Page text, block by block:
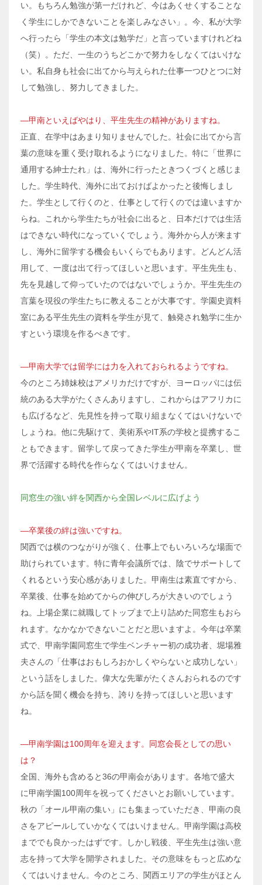
い。もちろん勉強が第一だけれど、今はあくせくすることな
く学生にしかできないことを楽しみなさい」。今、私が大学
へ行ったら「学生の本文は勉学だ」と言っていますけれどね
（笑）。ただ、一生のうちどこかで努力をしなくてはいけな
い。私自身も社会に出てから与えられた仕事一つひとつに対
して勉強し、努力してきました。
―甲南といえばやはり、平生先生の精神がありますね。
正直、在学中はあまり知りませんでした。社会に出てから言
葉の意味を重く受け取れるようになりました。特に「世界に
通用する紳士たれ」は、海外に行ったときつくづくと感じま
した。学生時代、海外に出ておけばよかったと後悔しまし
た。学生として行くのと、仕事として行くのでは違いますか
らね。これから学生たちが社会に出ると、日本だけでは生活
はできない時代になっていくでしょう。海外から人が来ます
し、海外に留学する機会もいくらでもあります。どんどん活
用して、一度は出て行ってほしいと思います。平生先生も、
先を見越して仰っていたのではないでしょうか。平生先生の
言葉を現役の学生たちに教えることが大事です。学園史資料
室にある平生先生の資料を学生が見て、触発され勉学に生か
すという環境を作るべきです。
―甲南大学では留学には力を入れておられるようですね。
今のところ姉妹校はアメリカだけですが、ヨーロッパには伝
統のある大学がたくさんありますし、これからはアフリカに
も広げるなど、先見性を持って取り組まなくてはいけないで
しょうね。他に先駆けて、美術系やIT系の学校と提携するこ
ともできます。留学して戻ってきた学生が甲南を卒業し、世
界で活躍する時代を作らなくてはいけません。
同窓生の強い絆を関西から全国レベルに広げよう
―卒業後の絆は強いですね。
関西では横のつながりが強く、仕事上でもいろいろな場面で
助けられています。特に青年会議所では、陰でサポートして
くれるという安心感がありました。甲南生は素直ですから、
卒業後、仕事を始めてからの伸びしろが大きいのでしょう
ね。上場企業に就職してトップまで上り詰めた同窓生もおら
れます。なかなかできないことだと思いますよ。今年は卒業
式で、甲南学園同窓生で学生ベンチャー初の成功者、堀場雅
夫さんの「仕事はおもしろおかしくやらないと成功しない」
という話をしました。偉大な先輩がたくさんおられるのです
から話を聞く機会を持ち、誇りを持ってほしいと思います
ね。
―甲南学園は100周年を迎えます。同窓会長としての思い
は？
全国、海外も含めると36の甲南会があります。各地で盛大
に甲南学園100周年を祝ってくださいとお願いしています。
秋の「オール甲南の集い」にも集まっていただき、甲南の良
さをアピールしていかなくてはいけません。甲南学園は高校
まででも良かったはずです。しかし戦後、平生先生は強い意
志を持って大学を開学されました。その意味をもっと広めな
くてはいけません。今のところ、関西エリアの学生がほとん